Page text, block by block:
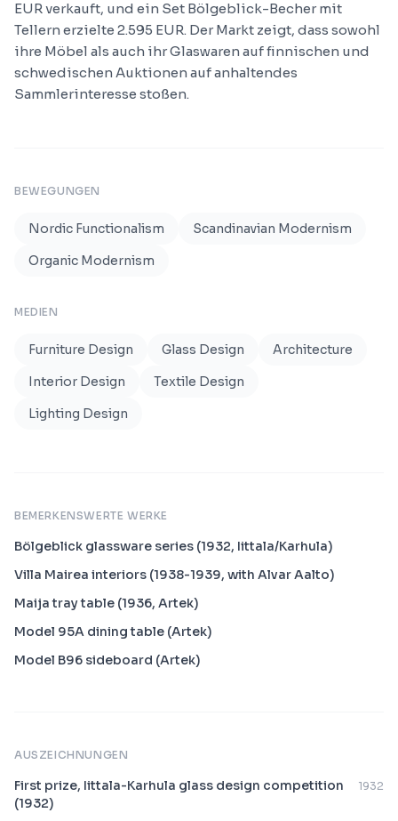
EUR verkauft, und ein Set Bölgeblick-Becher mit
Tellern erzielte 2.595 EUR. Der Markt zeigt, dass sowohl
ihre Möbel als auch ihr Glaswaren auf finnischen und
schwedischen Auktionen auf anhaltendes
Sammlerinteresse stoßen.
BEWEGUNGEN
Nordic Functionalism
Scandinavian Modernism
Organic Modernism
MEDIEN
Furniture Design Glass Design
Architecture
Interior Design
Textile Design
Lighting Design
BEMERKENSWERTE WERKE
Bölgeblick glassware series (1932, Iittala/Karhula)
Villa Mairea interiors (1938-1939, with Alvar Aalto)
Maija tray table (1936, Artek)
Model 95A dining table (Artek)
Model B96 sideboard (Artek)
AUSZEICHNUNGEN
First prize, Iittala-Karhula glass design competition
(1932)
1932